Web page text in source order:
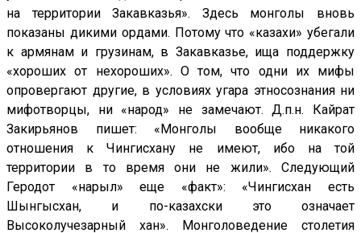
на территории Закавказья». Здесь монголы вновь
показаны дикими ордами. Потому что «казахи» убегали
к армянам и грузинам, в Закавказье, ища поддержку
«хороших от нехороших». О том, что одни их мифы
опровергают другие, в условиях угара этносознания ни
мифотворцы, ни «народ» не замечают. Д.п.н. Кайрат
Закирьянов пишет: «Монголы вообще никакого
отношения к Чингисхану не имеют, ибо на той
территории в то время они не жили». Следующий
Геродот «нарыл» еще «факт»: «Чингисхан есть
Шынгысхан, и по-казахски это означает
Высоколучезарный хан». Монголоведение столетия